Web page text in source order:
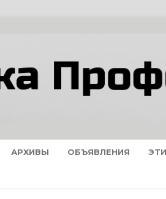
АРХИВЫ ОБЪЯВЛЕНИЯ